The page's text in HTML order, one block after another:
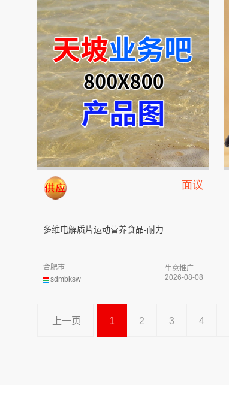
面议
多维电解质片运动营养食品-耐力...
sdmbksw
合肥市
生意推广
2026-08-08
上一页 1 2 3 4